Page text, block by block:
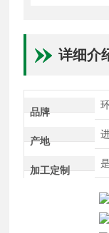
详细介
品牌
产地
加工定制
是